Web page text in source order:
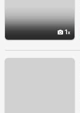
1